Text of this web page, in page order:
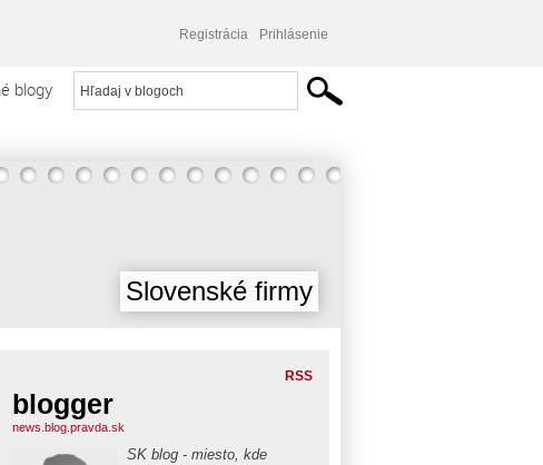
Registrácia Prihlásenie
blogy
Slovenské firmy
RSS
blogger
news.blog.pravda.sk
SK blog - miesto, kde